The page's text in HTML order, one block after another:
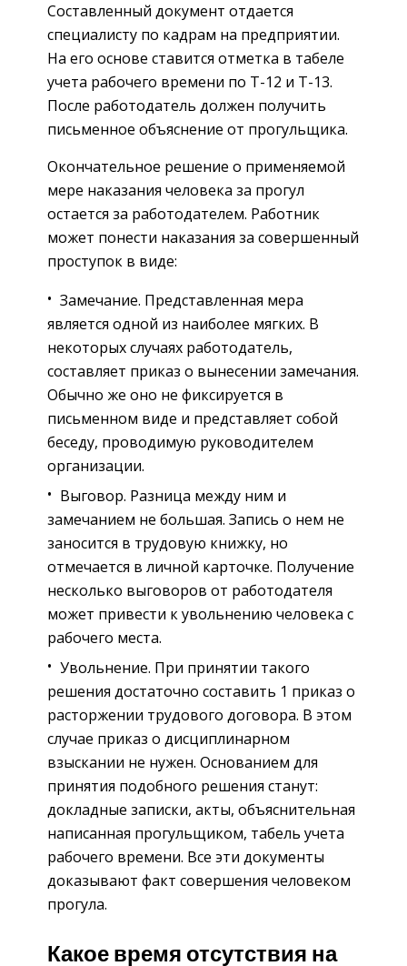
Составленный документ отдается
специалисту по кадрам на предприятии.
На его основе ставится отметка в табеле
учета рабочего времени по Т-12 и Т-13.
После работодатель должен получить
письменное объяснение от прогульщика.
Окончательное решение о применяемой
мере наказания человека за прогул
остается за работодателем. Работник
может понести наказания за совершенный
проступок в виде:
Замечание. Представленная мера
является одной из наиболее мягких. В
некоторых случаях работодатель,
составляет приказ о вынесении замечания.
Обычно же оно не фиксируется в
письменном виде и представляет собой
беседу, проводимую руководителем
организации.
Выговор. Разница между ним и
замечанием не большая. Запись о нем не
заносится в трудовую книжку, но
отмечается в личной карточке. Получение
несколько выговоров от работодателя
может привести к увольнению человека с
рабочего места.
Увольнение. При принятии такого
решения достаточно составить 1 приказ о
расторжении трудового договора. В этом
случае приказ о дисциплинарном
взыскании не нужен. Основанием для
принятия подобного решения станут:
докладные записки, акты, объяснительная
написанная прогульщиком, табель учета
рабочего времени. Все эти документы
доказывают факт совершения человеком
прогула.
Какое время отсутствия на